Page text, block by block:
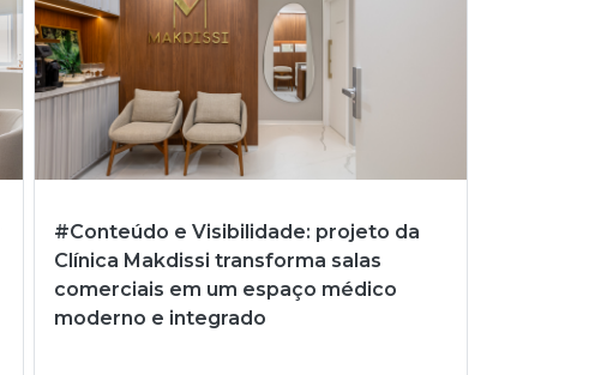
#Conteúdo e Visibilidade: projeto da
Clínica Makdissi transforma salas
comerciais em um espaço médico
moderno e integrado